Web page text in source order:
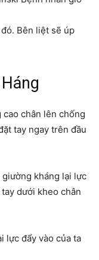
Bên liệt sẽ úp
cao chân lên chống
tay ngay trên đầu
kháng lại lực
dưới kheo chân
lực đẩy vào của ta